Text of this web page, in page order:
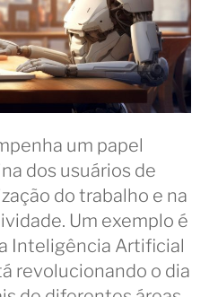
um papel
dos usuários de
do trabalho e na
Um exemplo é
Inteligência Artificial
revolucionando o dia